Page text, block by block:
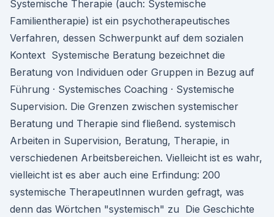
Systemische Therapie (auch: Systemische
Familientherapie) ist ein psychotherapeutisches
Verfahren, dessen Schwerpunkt auf dem sozialen
Kontext Systemische Beratung bezeichnet die
Beratung von Individuen oder Gruppen in Bezug auf
Führung · Systemisches Coaching · Systemische
Supervision. Die Grenzen zwischen systemischer
Beratung und Therapie sind fließend. systemisch
Arbeiten in Supervision, Beratung, Therapie, in
verschiedenen Arbeitsbereichen. Vielleicht ist es wahr,
vielleicht ist es aber auch eine Erfindung: 200
systemische TherapeutInnen wurden gefragt, was
denn das Wörtchen "systemisch" zu Die Geschichte